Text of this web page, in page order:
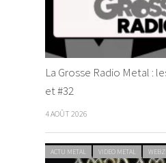
La Grosse Radio Metal :
et #32
4 AOÛT 2026
ACTU METAL VIDEO METAL